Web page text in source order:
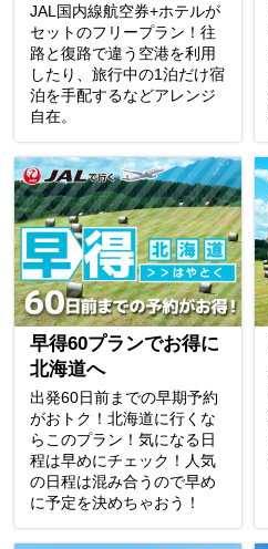
JAL国内線航空券+ホテルが
セットのフリープラン！往
路と復路で違う空港を利用
したり、旅行中の1泊だけ宿
泊を手配するなどアレンジ
自在。
早得60プランでお得に
北海道へ
出発60日前までの早期予約
がおトク！北海道に行くな
らこのプラン！気になる日
程は早めにチェック！人気
の日程は混み合うので早め
に予定を決めちゃおう！